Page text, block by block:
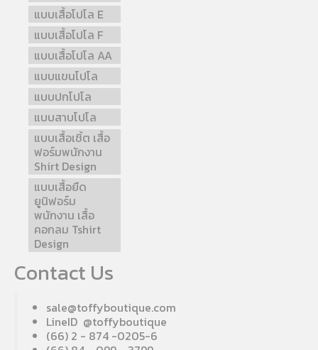
แบบเสื้อโปโล E
แบบเสื้อโปโล F
แบบเสื้อโปโล AA
แบบแขนโปโล
แบบปกโปโล
แบบสาบโปโล
แบบเสื้อเชิ้ต เสื้อ
ฟอร์มพนักงาน
Shirt Design
แบบเสื้อยืด
ยูนิฟอร์ม
พนักงาน เสื้อ
คอกลม Tshirt
Design
Contact Us
sale@toffyboutique.com
LineID @toffyboutique
(66) 2 - 874 -0205-6